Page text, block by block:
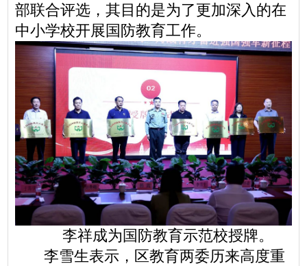
部联合评选，其目的是为了更加深入的在
中小学校开展国防教育工作。
李祥成为国防教育示范校授牌。
李雪生表示，区教育两委历来高度重